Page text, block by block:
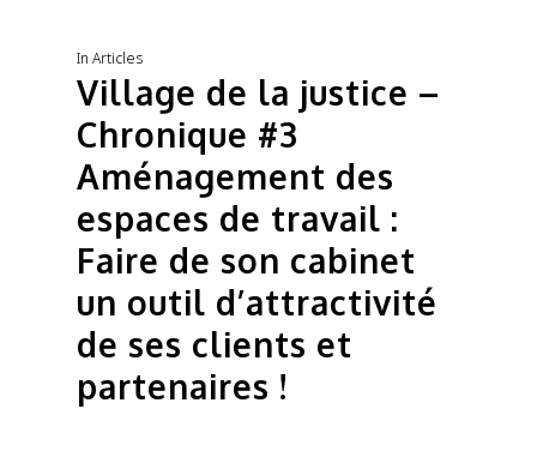
In Articles
Village de la justice –
Chronique #3
Aménagement des
espaces de travail :
Faire de son cabinet
un outil d’attractivité
de ses clients et
partenaires !